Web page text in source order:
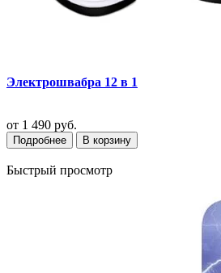
Электрошвабра 12 в 1
от 1 490 руб.
Подробнее В корзину
Быстрый просмотр